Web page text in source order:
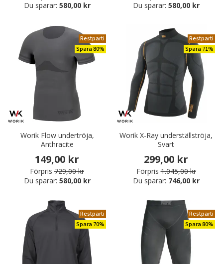
Du sparar: 580,00 kr
Du sparar: 580,00 kr
Restparti
Spara 80%
Worik Flow undertröja,
Anthracite
149,00 kr
Förpris 729,00 kr
Du sparar: 580,00 kr
Restparti
Spara 71%
Worik X-Ray underställströja,
Svart
299,00 kr
Förpris 1.045,00 kr
Du sparar: 746,00 kr
Restparti
Spara 70%
Restparti
Spara 80%